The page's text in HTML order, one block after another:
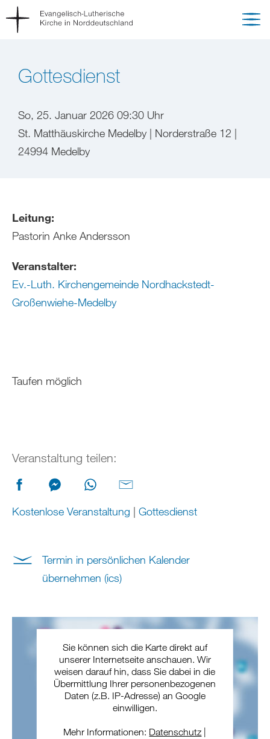
Gottesdienst
So, 25. Januar 2026 09:30 Uhr
St. Matthäuskirche Medelby | Norderstraße 12 |
24994 Medelby
Leitung:
Pastorin Anke Andersson
Veranstalter:
Ev.-Luth. Kirchengemeinde Nordhackstedt-
Großenwiehe-Medelby
Taufen möglich
Veranstaltung teilen:
Kostenlose Veranstaltung | Gottesdienst
Termin in persönlichen Kalender
übernehmen (ics)
Sie können sich die Karte direkt auf
unserer Internetseite anschauen. Wir
weisen darauf hin, dass Sie dabei in die
Übermittlung Ihrer personenbezogenen
Daten (z.B. IP-Adresse) an Google
einwilligen.
Mehr Informationen: Datenschutz